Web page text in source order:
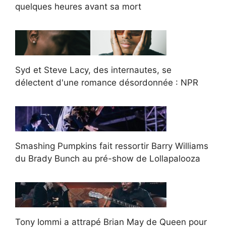
quelques heures avant sa mort
Syd et Steve Lacy, des internautes, se
délectent d'une romance désordonnée : NPR
Smashing Pumpkins fait ressortir Barry Williams
du Brady Bunch au pré-show de Lollapalooza
Tony Iommi a attrapé Brian May de Queen pour